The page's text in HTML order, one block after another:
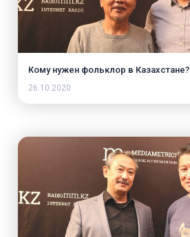
Кому нужен фольклор в Казахстане?
26.10.2020